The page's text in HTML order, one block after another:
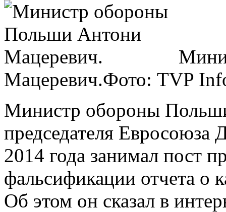
Мацеревич.Фото: TVP
Министр обороны
председателя Евросоюза
2014 года занимал пост
фальсификации отчета о
Об этом он сказал в